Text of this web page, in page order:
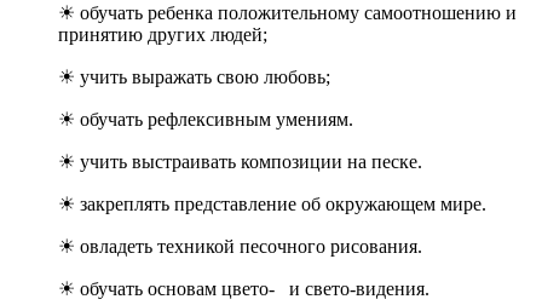
☀ обучать ребенка положительному самоотношению и
принятию других людей;
☀ учить выражать свою любовь;
☀ обучать рефлексивным умениям.
☀ учить выстраивать композиции на песке.
☀ закреплять представление об окружающем мире.
☀ овладеть техникой песочного рисования.
☀ обучать основам цвето- и свето-видения.